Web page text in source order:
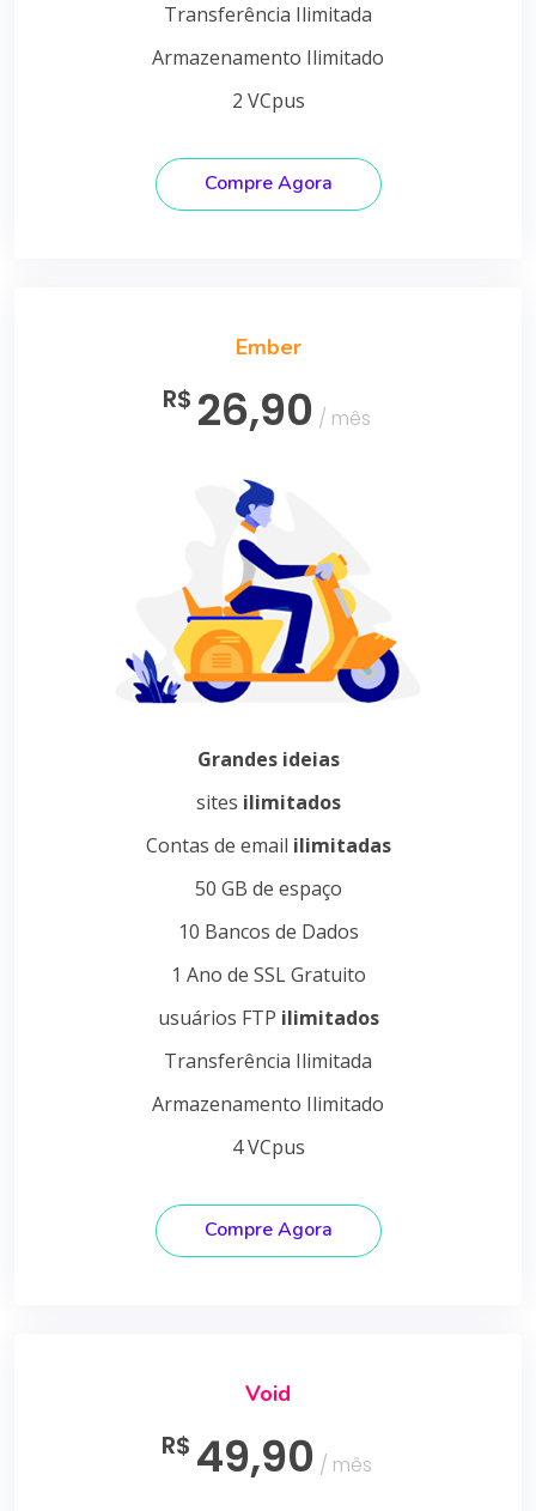
Transferência Ilimitada
Armazenamento Ilimitado
2 VCpus
Compre Agora
Ember
R$ 26,90 / mês
Grandes ideias
sites ilimitados
Contas de email ilimitadas
50 GB de espaço
10 Bancos de Dados
1 Ano de SSL Gratuito
usuários FTP ilimitados
Transferência Ilimitada
Armazenamento Ilimitado
4 VCpus
Compre Agora
Void
R$ 49,90 / mês